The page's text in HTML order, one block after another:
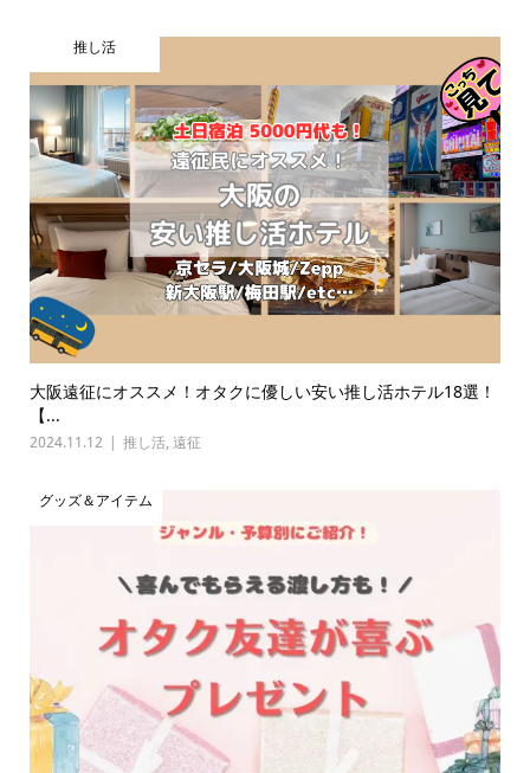
推し活
大阪遠征にオススメ！オタクに優しい安い推し活ホテル18選！
【...
2024.11.12 推し活, 遠征
グッズ＆アイテム